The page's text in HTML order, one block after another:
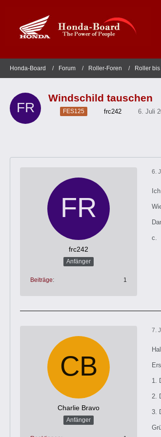
Honda-Board Forum Roller-Foren Roller
Windschild tauschen
FES125 frc242 6. Juli
frc242
Anfänger
Beiträge 1
6.
c.
Charlie Bravo
Anfänger
7.
1.
2.
3.